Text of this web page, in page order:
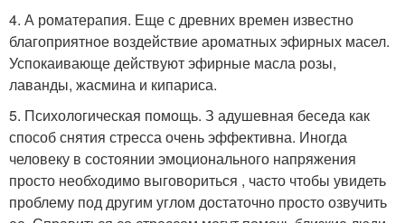
4. А роматерапия. Еще с древних времен известно
благоприятное воздействие ароматных эфирных масел.
Успокаивающе действуют эфирные масла розы,
лаванды, жасмина и кипариса.
5. Психологическая помощь. З адушевная беседа как
способ снятия стресса очень эффективна. Иногда
человеку в состоянии эмоционального напряжения
просто необходимо выговориться , часто чтобы увидеть
проблему под другим углом достаточно просто озвучить